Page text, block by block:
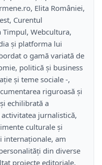
Elita României,
Curentul
Webcultura,
și platforma lui
o gamă variată de
politică și business
și teme sociale -,
riguroasă și
echilibrată a
jurnalistică,
culturale și
internaționale, am
din diverse
proiecte editoriale,